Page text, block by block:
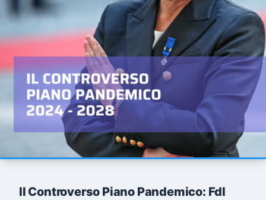
Il Controverso Piano Pandemico: FdI